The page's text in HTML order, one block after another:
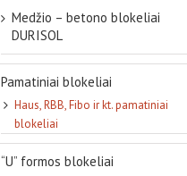
Medžio – betono blokeliai
DURISOL
Pamatiniai blokeliai
Haus, RBB, Fibo ir kt. pamatiniai
blokeliai
“U” formos blokeliai